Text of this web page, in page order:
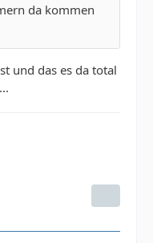
da kommen
und das es da total